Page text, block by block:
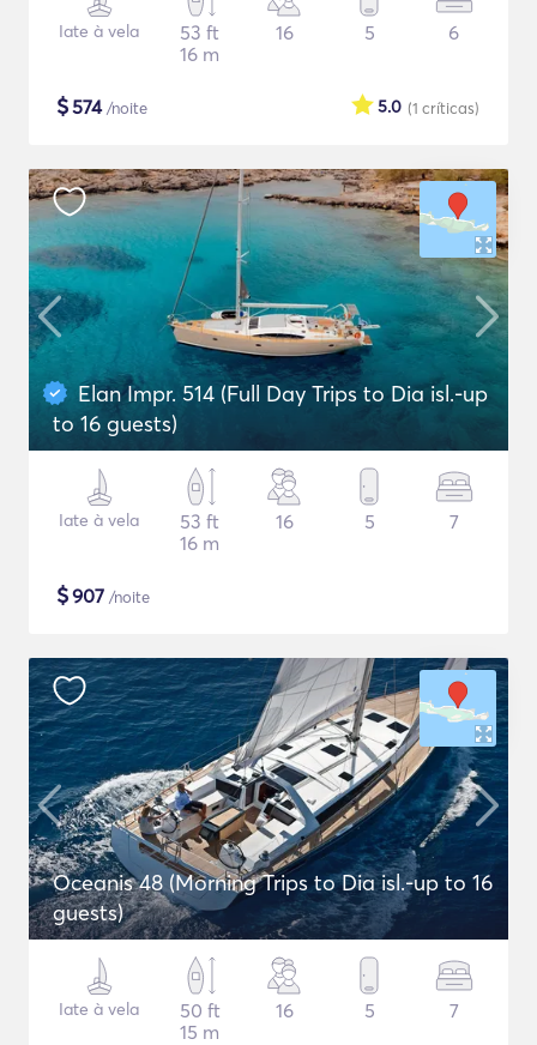
Iate à vela
53 ft
16 m
16 5 6
$574/noite (1 críticas)
5.0
Elan Impr. 514 (Full Day Trips to Dia isl.-up
to 16 guests)
Iate à vela
53 ft
16 m
16 5 7
$907 /noite
Oceanis 48 (Morning Trips to Dia isl.-up to 16
guests)
Iate à vela
50 ft
15 m
16 5 7